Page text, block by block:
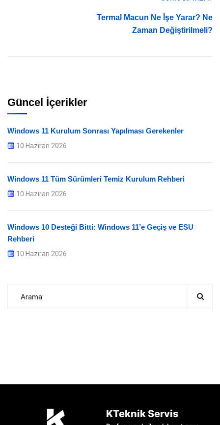
Termal Macun Ne İşe Yarar? Ne
Zaman Değiştirilmeli?
Güncel İçerikler
Windows 11 Kurulum Sonrası Yapılması Gerekenler
10 Haziran 2026
Windows 11 Tüm Sürümleri Temiz Kurulum Rehberi
10 Haziran 2026
Windows 10 Desteği Bitti: Windows 11’e Geçiş ve ESU
Rehberi
10 Haziran 2026
KTeknik Servis